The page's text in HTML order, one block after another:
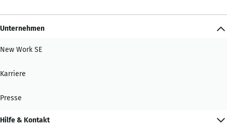
Unternehmen
New Work SE
Karriere
Presse
Hilfe & Kontakt